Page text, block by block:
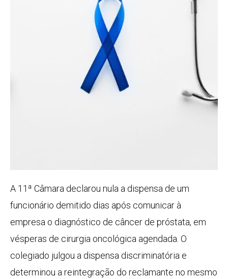
A 11ª Câmara declarou nula a dispensa de um
funcionário demitido dias após comunicar à
empresa o diagnóstico de câncer de próstata, em
vésperas de cirurgia oncológica agendada. O
colegiado julgou a dispensa discriminatória e
determinou a reintegração do reclamante no mesmo